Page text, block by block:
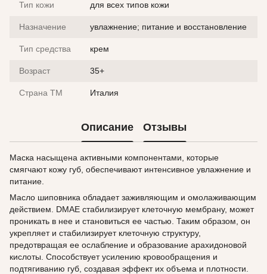
Тип кожи для всех типов кожи
Назначение увлажнение; питание и восстановление
Тип средства крем
Возраст 35+
Страна ТМ Италия
Описание Отзывы
Маска насыщена активными компонентами, которые
смягчают кожу губ, обеспечивают интенсивное увлажнение и
питание.
Масло шиповника обладает заживляющим и омолаживающим
действием. DMAE стабилизирует клеточную мембрану, может
проникать в нее и становиться ее частью. Таким образом, он
укрепляет и стабилизирует клеточную структуру,
предотвращая ее ослабление и образование арахидоновой
кислоты. Способствует усилению кровообращения и
подтягиванию губ, создавая эффект их объема и плотности.